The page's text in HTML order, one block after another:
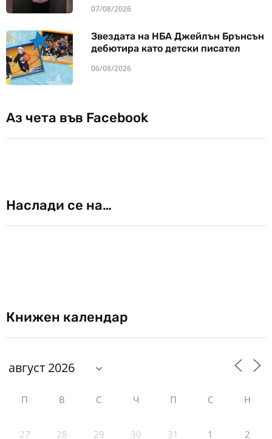
07/08/2026
Звездата на НБА Джейлън Брънсън
дебютира като детски писател
06/08/2026
Аз чета във Facebook
Наслади се на…
Книжен календар
П В С Ч П С Н
27 28 29 30 31 1 2